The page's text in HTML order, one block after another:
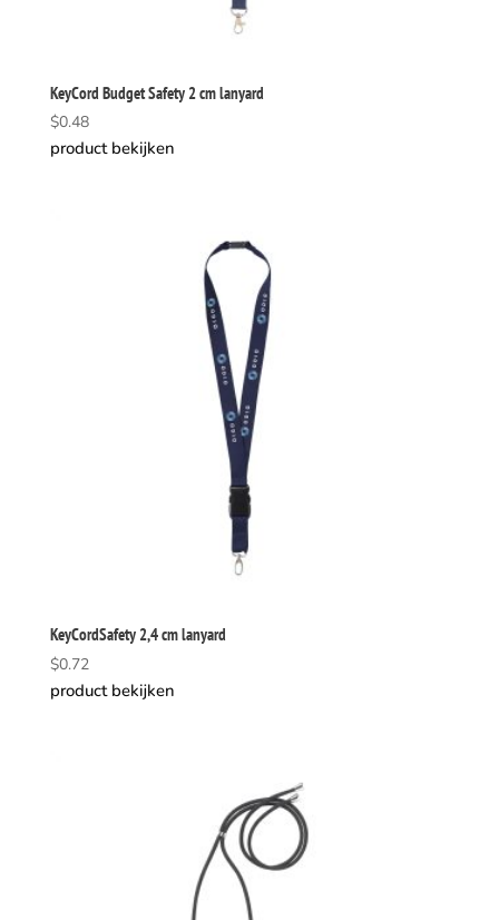
KeyCord Budget Safety 2 cm lanyard
$0.48
product bekijken
KeyCordSafety 2,4 cm lanyard
$0.72
product bekijken